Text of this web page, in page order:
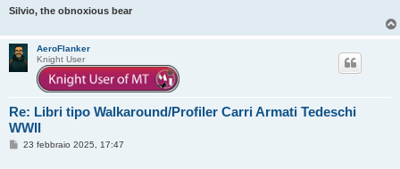
Silvio, the obnoxious bear
AeroFlanker
Knight User
Re: Libri tipo Walkaround/Profiler Carri Armati Tedeschi
WWII
M23 febbraio 2025, 17:47